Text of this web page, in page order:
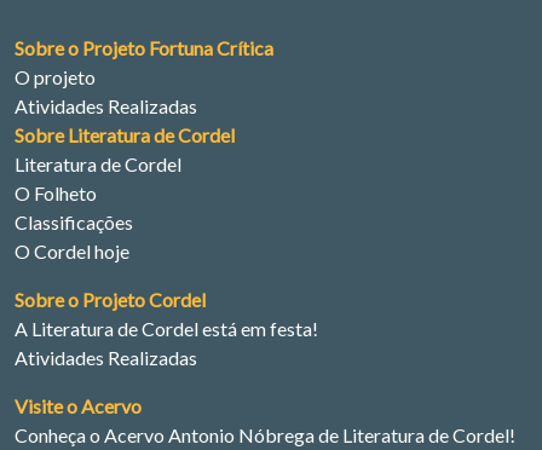
Sobre o Projeto Fortuna Crítica
O projeto
Atividades Realizadas
Sobre Literatura de Cordel
Literatura de Cordel
O Folheto
Classificações
O Cordel hoje
Sobre o Projeto Cordel
A Literatura de Cordel está em festa!
Atividades Realizadas
Visite o Acervo
Conheça o Acervo Antonio Nóbrega de Literatura de Cordel!